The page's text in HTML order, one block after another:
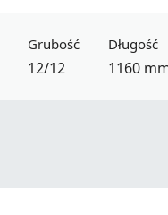
Grubość
12/12
Długość
1160